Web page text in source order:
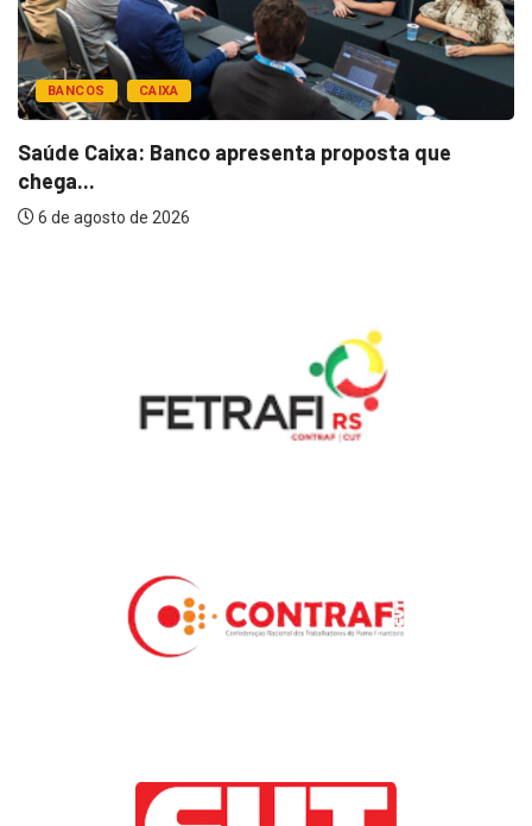
BANCOS CAIXA
Saúde Caixa: Banco apresenta proposta que
chega...
6 de agosto de 2026